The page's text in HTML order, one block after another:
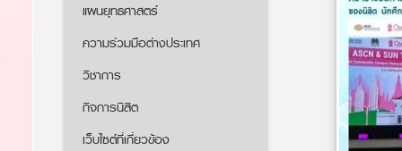
แผนยุทธศาสตร์
ความร่วมมือต่างประเทศ
วิชาการ
กิจการนิสิต
เว็บไซต์ที่เกี่ยวข้อง